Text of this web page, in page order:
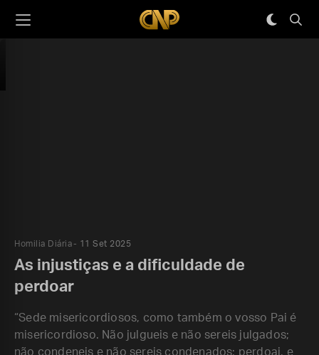
Homilia Diária 11 Set 2025
As injustiças e a dificuldade de
perdoar
“Sede misericordiosos, como também o vosso Pai é
misericordioso. Não julgueis e não sereis julgados;
não condeneis e não sereis condenados; perdoai, e